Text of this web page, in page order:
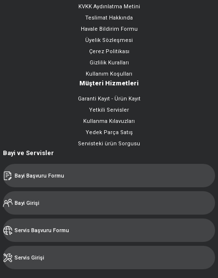
KVKK Aydınlatma Metini
Teslimat Hakkında
Havale Bildirim Formu
Üyelik Sözleşmesi
Çerez Politikası
Gizlilik Kuralları
Kullanım Koşulları
Müşteri Hizmetleri
Garanti Kayıt - Ürün Kayıt
Yetkili Servisler
Kullanma Kılavuzları
Yedek Parça Satış
Servisteki ürün Sorgusu
Bayi ve Servisler
Bayi Başvuru Formu
Bayi Girişi
Servis Başvuru Formu
Servis Girişi